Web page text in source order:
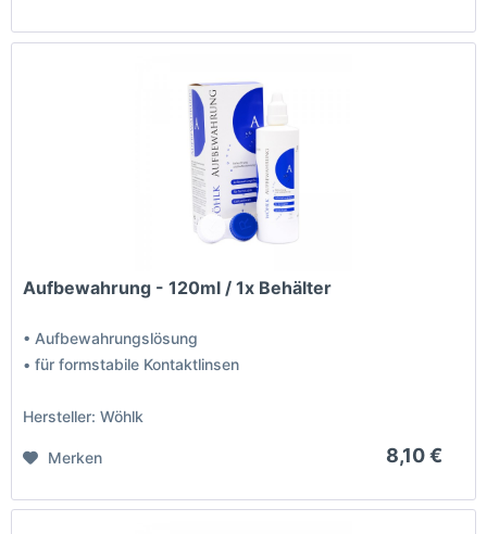
Aufbewahrung - 120ml / 1x Behälter
• Aufbewahrungslösung
• für formstabile Kontaktlinsen
Hersteller: Wöhlk
8,10 €
Merken